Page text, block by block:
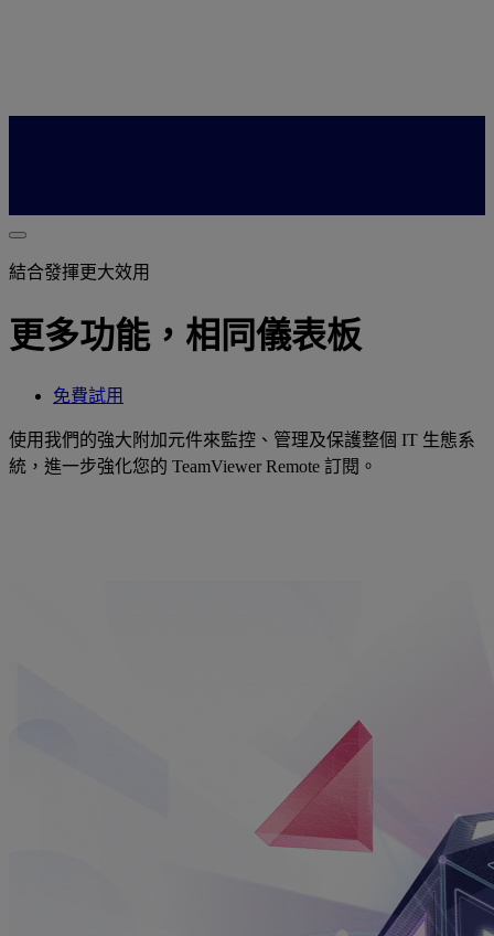
結合發揮更大效用
更多功能，相同儀表板
免費試用
使用我們的強大附加元件來監控、管理及保護整個 IT 生態系
統，進一步強化您的 TeamViewer Remote 訂閱。